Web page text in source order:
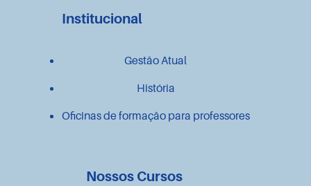
Institucional
Gestão Atual
História
Oficinas de formação para professores
Nossos Cursos